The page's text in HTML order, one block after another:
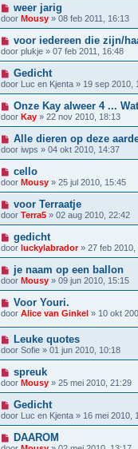
weer jarig
door Mousy » 08 feb 2011, 16:13
voor iedereen die zijn/
door plukje » 07 feb 2011, 16:48
Gedicht
door Luc en Kjenta » 19 sep 2010,
Onze Kay alweer 4 ...
door Kay » 22 nov 2010, 18:13
Alle dieren op deze
door iwps » 04 okt 2010, 14:37
cello
door Mousy » 25 jul 2010, 15:45
voor Terraatje
door Terra5 » 02 aug 2010, 22:42
gedicht
door luckylabrador» 27 feb 2010,
je naam op een ballon
door Mousy » 09 jun 2010, 15:15
Voor Youri.
door Alice van Ginkel » 10 okt
Leuke quotes
door Sofie » 01 jun 2010, 10:18
spreuk
door Mousy » 25 mei 2010, 21:29
Gedicht
door Luc en Kjenta » 16 mei 2010,
DAAROM